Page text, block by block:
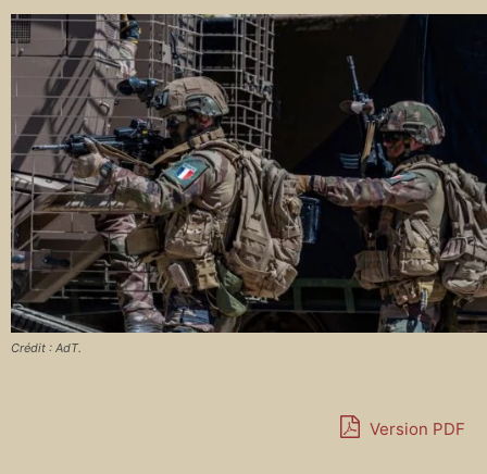
Crédit : AdT.
Version PDF